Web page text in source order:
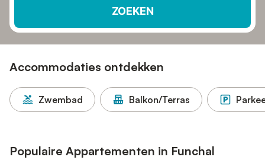
ZOEKEN
Accommodaties ontdekken
Zwembad Balkon/Terras
Populaire Appartementen in Funchal